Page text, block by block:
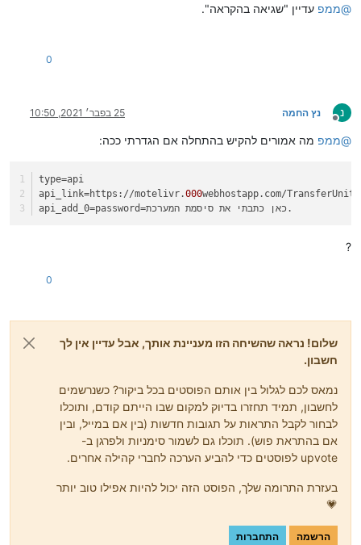
@ממפ עדיין "שגיאה בהקראה".
0
נ
מנותק
נץ החמה 25 בפבר׳ 2021, 10:50
@ממפ מה אמורים להקיש בהתחלה אם הגדרתי ככה:
type=api
api_link=https://motelivr.000webhostapp.com/
api_add_0
=password=כאן כתבתי את סיסמת המערכת.
?
0
שלום! נראה שהשיחה הזו מעניינת אותך, אבל עדיין אין לך
חשבון.
נמאס לכם לגלול בין אותם הפוסטים בכל ביקור? כשנרשמים
לחשבון, תמיד תחזרו בדיוק למקום שבו הייתם קודם, ותוכלו
לבחור לקבל התראות על תגובות חדשות (בין אם במייל, ובין
אם בהתראת פוש). תוכלו גם לשמור סימניות ולפרגן ב-
upvote לפוסטים כדי להביע הערכה לחברי קהילה אחרים.
בעזרת התרומה שלך, הפוסט הזה יכול להיות אפילו טוב יותר
💗
הרשמה התחברות